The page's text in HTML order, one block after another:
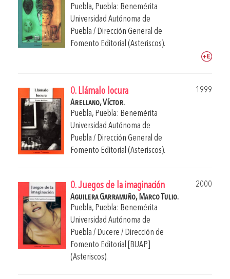
Puebla, Puebla: Benemérita
Universidad Autónoma de
Puebla / Dirección General de
Fomento Editorial (Asteriscos).
0. Llámalo locura
1999
Arellano, Víctor.
Puebla, Puebla: Benemérita
Universidad Autónoma de
Puebla / Dirección General de
Fomento Editorial (Asteriscos).
0. Juegos de la imaginación
2000
Aguilera Garramuño, Marco Tulio.
Puebla, Puebla: Benemérita
Universidad Autónoma de
Puebla / Ducere / Dirección de
Fomento Editorial [BUAP]
(Asteriscos).